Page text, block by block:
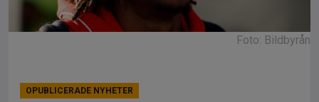
Foto: Bildbyrån
OPUBLICERADE NYHETER